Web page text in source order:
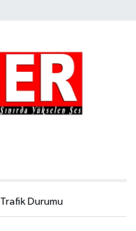
Trafik Durumu